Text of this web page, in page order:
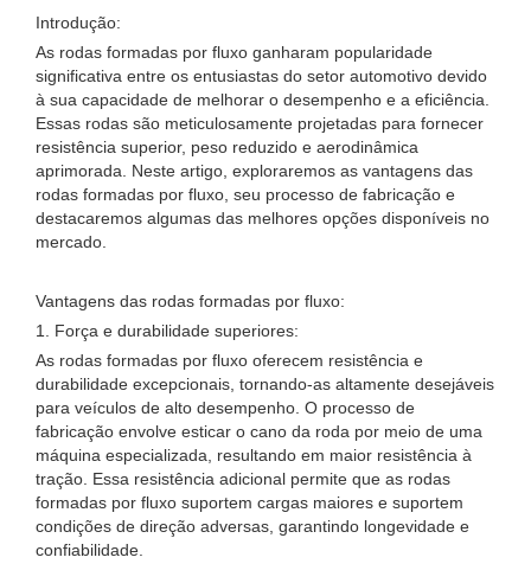
Introdução:
As rodas formadas por fluxo ganharam popularidade
significativa entre os entusiastas do setor automotivo devido
à sua capacidade de melhorar o desempenho e a eficiência.
Essas rodas são meticulosamente projetadas para fornecer
resistência superior, peso reduzido e aerodinâmica
aprimorada. Neste artigo, exploraremos as vantagens das
rodas formadas por fluxo, seu processo de fabricação e
destacaremos algumas das melhores opções disponíveis no
mercado.
Vantagens das rodas formadas por fluxo:
1. Força e durabilidade superiores:
As rodas formadas por fluxo oferecem resistência e
durabilidade excepcionais, tornando-as altamente desejáveis
​​para veículos de alto desempenho. O processo de
fabricação envolve esticar o cano da roda por meio de uma
máquina especializada, resultando em maior resistência à
tração. Essa resistência adicional permite que as rodas
formadas por fluxo suportem cargas maiores e suportem
condições de direção adversas, garantindo longevidade e
confiabilidade.